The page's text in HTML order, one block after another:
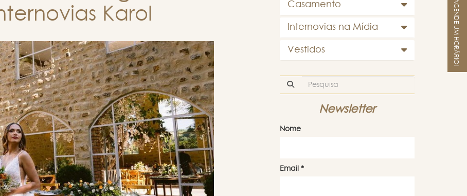
Karol
Casamento
Internovias na Mídia
Vestidos
Newsletter
Nome
Email *
AGENDE UM HORÁRIO!